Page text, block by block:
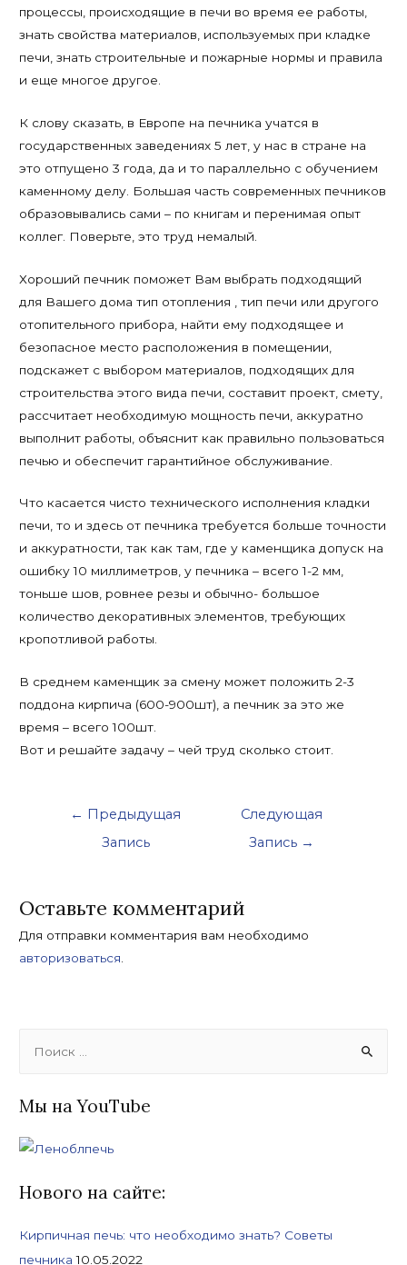
процессы, происходящие в печи во время ее работы,
знать свойства материалов, используемых при кладке
печи, знать строительные и пожарные нормы и правила
и еще многое другое.
К слову сказать, в Европе на печника учатся в
государственных заведениях 5 лет, у нас в стране на
это отпущено 3 года, да и то параллельно с обучением
каменному делу. Большая часть современных печников
образовывались сами – по книгам и перенимая опыт
коллег. Поверьте, это труд немалый.
Хороший печник поможет Вам выбрать подходящий
для Вашего дома тип отопления , тип печи или другого
отопительного прибора, найти ему подходящее и
безопасное место расположения в помещении,
подскажет с выбором материалов, подходящих для
строительства этого вида печи, составит проект, смету,
рассчитает необходимую мощность печи, аккуратно
выполнит работы, объяснит как правильно пользоваться
печью и обеспечит гарантийное обслуживание.
Что касается чисто технического исполнения кладки
печи, то и здесь от печника требуется больше точности
и аккуратности, так как там, где у каменщика допуск на
ошибку 10 миллиметров, у печника – всего 1-2 мм,
тоньше шов, ровнее резы и обычно- большое
количество декоративных элементов, требующих
кропотливой работы.
В среднем каменщик за смену может положить 2-3
поддона кирпича (600-900шт), а печник за это же
время – всего 100шт.
Вот и решайте задачу – чей труд сколько стоит.
Навигация
← Предыдущая
Запись
Следующая
Запись →
Оставьте комментарий
Для отправки комментария вам необходимо
авторизоваться.
r
c
f
r
:
Мы на YouTube
Нового на сайте:
Кирпичная печь: что необходимо знать? Советы
печника 10.05.2022